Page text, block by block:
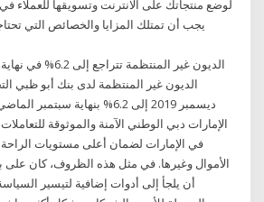
لوضع منتجاتك على الانترنت وتسويقها للعملاء
يجب أن تمتلك المزايا والخصائص التي
ديسمبر 2019 إلى 6.2% بنهاية
الإمارات دبي الوطني الآمنة والموثوقة
في الإمارات لضمان أعلى مستويات الراحة
الأموال وغيرها. في مثل هذه الظروف، كان على
أن يلجأ إلى أدوات إضافية لتيسير السياسة